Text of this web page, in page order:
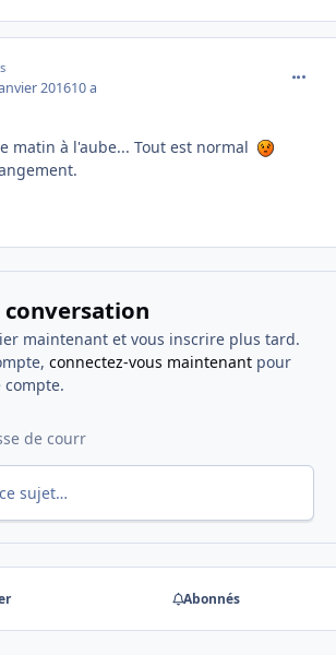
201610 a
matin à l'aube... Tout est normal
conversation
maintenant et vous inscrire plus tard.
connectez-vous maintenantpour
compte.
sujet…
Abonnés